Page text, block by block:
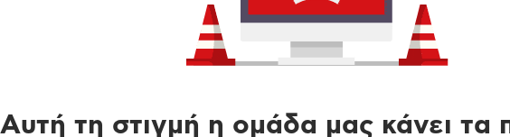
Αυτή τη στιγμή η ομάδα μας κάνει τα